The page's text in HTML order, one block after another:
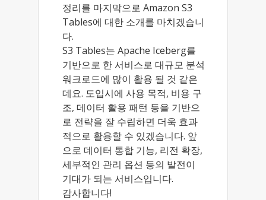
정리를 마지막으로 Amazon S3
Tables에 대한 소개를 마치겠습니
다.
S3 Tables는 Apache Iceberg를
기반으로 한 서비스로 대규모 분석
워크로드에 많이 활용 될 것 같은
데요. 도입시에 사용 목적, 비용 구
조, 데이터 활용 패턴 등을 기반으
로 전략을 잘 수립하면 더욱 효과
적으로 활용할 수 있겠습니다. 앞
으로 데이터 통합 기능, 리전 확장,
세부적인 관리 옵션 등의 발전이
기대가 되는 서비스입니다.
감사합니다!